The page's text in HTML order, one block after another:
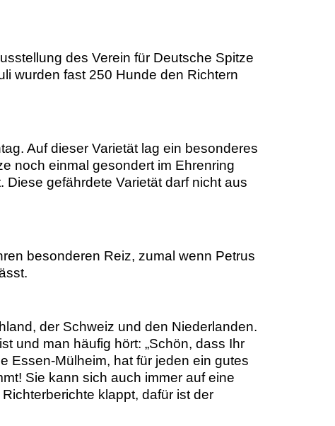
des Verein für Deutsche Spitze
wurden fast 250 Hunde den Richtern
Auf dieser Varietät lag ein besonderes
noch einmal gesondert im Ehrenring
Diese gefährdete Varietät darf nicht aus
besonderen Reiz, zumal wenn Petrus
der Schweiz und den Niederlanden.
und man häufig hört: „Schön, dass Ihr
Essen-Mülheim, hat für jeden ein gutes
Sie kann sich auch immer auf eine
klappt, dafür ist der